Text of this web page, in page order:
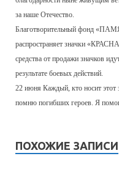
за наше Отечество.
Благотворительный фонд
распространяет значки
средства от продажи значков
результате боевых действий.
22 июня Каждый, кто носит этот
помню погибших героев. Я
ПОХОЖИЕ ЗАПИСИ